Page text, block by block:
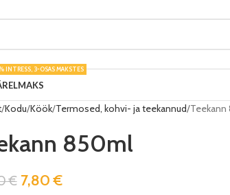
INTRESS, 3-OSAS MAKSTES
Kodu Köök Termosed, kohvi- ja teekannud
850ml
€ 7,80€